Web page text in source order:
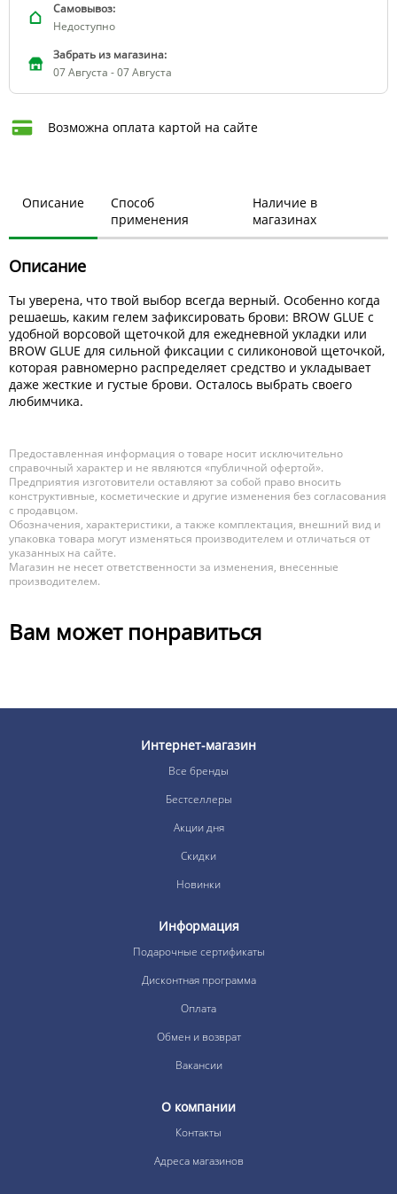
Самовывоз:
Недоступно
Забрать из магазина:
07 Августа - 07 Августа
Возможна оплата картой на сайте
Описание
Способ
применения
Наличие в
магазинах
Описание
Ты уверена, что твой выбор всегда верный. Особенно когда
решаешь, каким гелем зафиксировать брови: BROW GLUE с
удобной ворсовой щеточкой для ежедневной укладки или
BROW GLUE для сильной фиксации с силиконовой щеточкой,
которая равномерно распределяет средство и укладывает
даже жесткие и густые брови. Осталось выбрать своего
любимчика.
Предоставленная информация о товаре носит исключительно
справочный характер и не являются «публичной офертой».
Предприятия изготовители оставляют за собой право вносить
конструктивные, косметические и другие изменения без согласования
с продавцом.
Обозначения, характеристики, а также комплектация, внешний вид и
упаковка товара могут изменяться производителем и отличаться от
указанных на сайте.
Магазин не несет ответственности за изменения, внесенные
производителем.
Вам может понравиться
Интернет-магазин
Все бренды
Бестселлеры
Акции дня
Скидки
Новинки
Информация
Подарочные сертификаты
Дисконтная программа
Оплата
Обмен и возврат
Вакансии
О компании
Контакты
Адреса магазинов